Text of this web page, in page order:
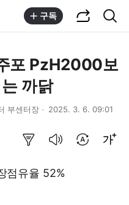
구독
포 PzH2000보
까닭
부센터장 2025. 3. 6. 09:01
점유율 52%